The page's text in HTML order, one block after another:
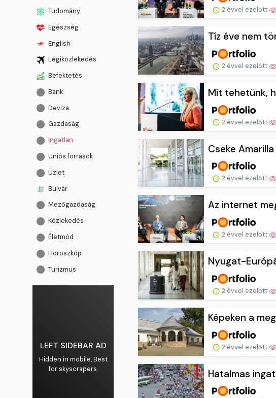
Tudomány
Egészség
English
Légiközlekedés
Befektetés
Bank
Deviza
Gazdaság
Ingatlan
Uniós források
Üzlet
Bulvár
Mezőgazdaság
Közlekedés
Életmód
Horoszkóp
Turizmus
LEFT SIDEBAR AD
Hidden in mobile, Best
for skyscrapers.
2 évvel ezelőtt
Tíz éve nem
2 évvel ezelőtt
Mit tehetünk,
2 évvel ezelőtt
Cseke
2 évvel ezelőtt
Az internet
2 évvel ezelőtt
Nyugat-
2 évvel ezelőtt
Képeken a
2 évvel ezelőtt
Hatalmas